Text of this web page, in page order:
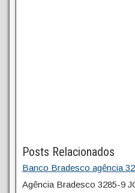
Posts Relacionados
Banco Bradesco agência
Agência Bradesco 3285-9